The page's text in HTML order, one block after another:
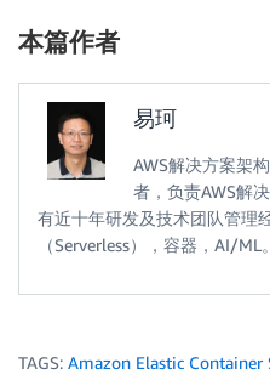
本篇作者
易珂
AWS解决方案架
者，负责AWS解
有近十年研发及技术团队管理
（Serverless），容器，AI/ML。
TAGS: Amazon Elastic Container